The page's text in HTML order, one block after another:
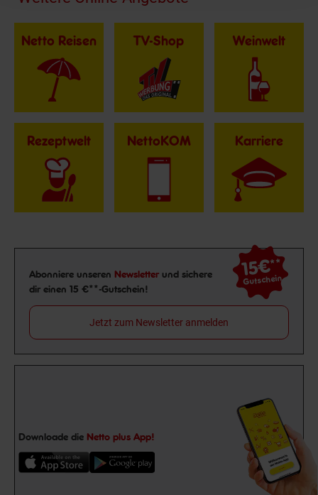
Netto Reisen TV-Shop Weinwelt
Rezeptwelt NettoKOM Karriere
Newsletter Anmeldung
Abonniere unseren Newsletter und sichere
dir einen 15 €**-Gutschein!
15€**
Gutschein
Jetzt zum Newsletter anmelden
Downloade die Netto plus App!